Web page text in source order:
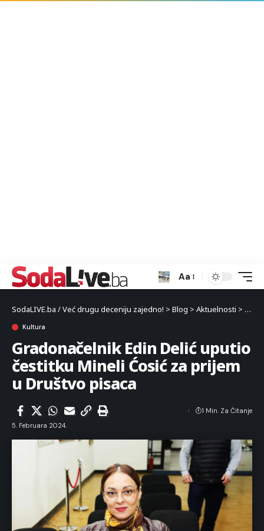
Aa
SodaLIVE.ba / Već drugu deceniju zajedno! > Blog > Aktuelnosti >
Kultura
Gradonačelnik Edin Delić uputio
čestitku Mineli Ćosić za prijem
u Društvo pisaca
5. Februara 2024.
1 Min. Za Čitanje